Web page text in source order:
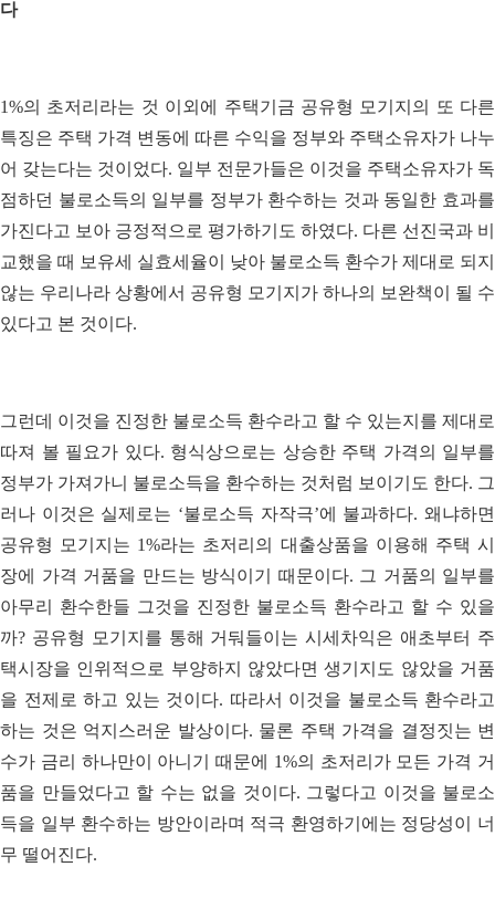
다
1%의 초저리라는 것 이외에 주택기금 공유형 모기지의 또 다른
특징은 주택 가격 변동에 따른 수익을 정부와 주택소유자가 나누
어 갖는다는 것이었다. 일부 전문가들은 이것을 주택소유자가 독
점하던 불로소득의 일부를 정부가 환수하는 것과 동일한 효과를
가진다고 보아 긍정적으로 평가하기도 하였다. 다른 선진국과 비
교했을 때 보유세 실효세율이 낮아 불로소득 환수가 제대로 되지
않는 우리나라 상황에서 공유형 모기지가 하나의 보완책이 될 수
있다고 본 것이다.
그런데 이것을 진정한 불로소득 환수라고 할 수 있는지를 제대로
따져 볼 필요가 있다. 형식상으로는 상승한 주택 가격의 일부를
정부가 가져가니 불로소득을 환수하는 것처럼 보이기도 한다. 그
러나 이것은 실제로는 ‘불로소득 자작극’에 불과하다. 왜냐하면
공유형 모기지는 1%라는 초저리의 대출상품을 이용해 주택 시
장에 가격 거품을 만드는 방식이기 때문이다. 그 거품의 일부를
아무리 환수한들 그것을 진정한 불로소득 환수라고 할 수 있을
까? 공유형 모기지를 통해 거둬들이는 시세차익은 애초부터 주
택시장을 인위적으로 부양하지 않았다면 생기지도 않았을 거품
을 전제로 하고 있는 것이다. 따라서 이것을 불로소득 환수라고
하는 것은 억지스러운 발상이다. 물론 주택 가격을 결정짓는 변
수가 금리 하나만이 아니기 때문에 1%의 초저리가 모든 가격 거
품을 만들었다고 할 수는 없을 것이다. 그렇다고 이것을 불로소
득을 일부 환수하는 방안이라며 적극 환영하기에는 정당성이 너
무 떨어진다.